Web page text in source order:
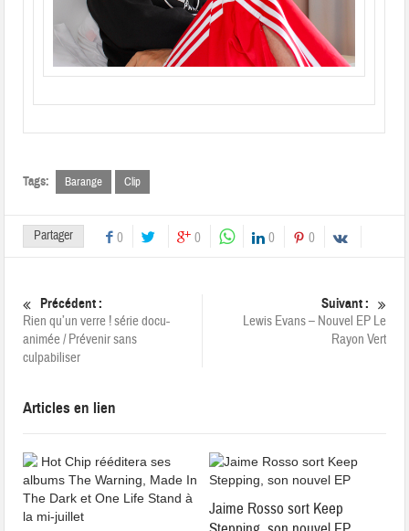
Tags: Barange Clip
Partager 0 0 0 0
Précédent :
Rien qu’un verre ! série docu-
animée / Prévenir sans
culpabiliser
Suivant :
Lewis Evans – Nouvel EP Le
Rayon Vert
Articles en lien
Jaime Rosso sort Keep